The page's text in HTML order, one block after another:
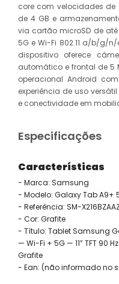
core com velocidades de
de 4 GB e
via cartão microSD de
5G e Wi-Fi 802.11 a/b/g/n/
dispositivo oferece
automático e frontal de 5
operacional Android
experiência de uso
e conectividade em
Especificações
Características
- Marca: Samsung
- Modelo: Galaxy Tab A9+
- Referência: SM-
- Cor: Grafite
- Título: Tablet Samsung
— Wi-Fi + 5G — 11” TFT 90
Grafite
- Ean: (não informado no